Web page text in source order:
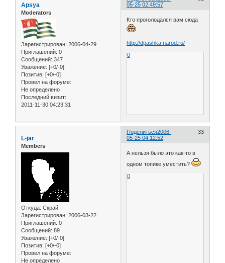
05-25 02:49:57
Apsya
Moderators
Зарегистрирован: 2006-04-29
Приглашений: 0
Сообщений: 347
Уважение: [+0/-0]
Позитив: [+0/-0]
Провел на форуме:
Не определено
Последний визит:
2011-11-30 04:23:31
Кто проголодался вам сюда
http://dpashka.narod.ru/
0
Поделиться 33
2006-
05-25 04:12:52
L-jar
Members
Откуда: Скрай
Зарегистрирован: 2006-03-22
Приглашений: 0
Сообщений: 89
Уважение: [+0/-0]
Позитив: [+0/-0]
Провел на форуме:
Не определено
А нельзя было это как-то в
одном топике уместить?
0